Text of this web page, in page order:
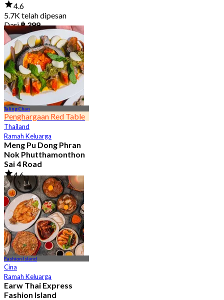
4.6
5.7K telah dipesan
Dari฿ 399
Taling Chan
Penghargaan Red Table
Thailand
Ramah Keluarga
Meng Pu Dong Phran
Nok Phutthamonthon
Sai 4 Road
4.6
2.9K telah dipesan
Dari฿ 323
Fashion Island
Cina
Ramah Keluarga
Earw Thai Express
Fashion Island